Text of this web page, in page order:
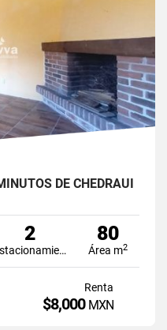
DE CHEDRAUI
2
Estacionamiento
80
Área m2
Renta
$8,000 MXN